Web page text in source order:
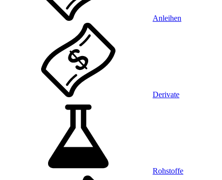
Anleihen
Derivate
Rohstoffe